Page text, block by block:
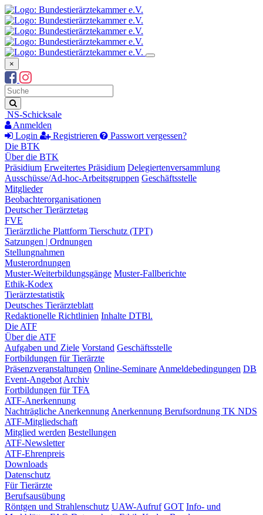
×
Suchbegriff
Suche
NS-Schicksale
Anmelden
Login
Registrieren
Passwort vergessen?
Die BTK
Über die BTK
Präsidium Erweitertes Präsidium Delegiertenversammlung
Ausschüsse/Ad-hoc-Arbeitsgruppen Geschäftsstelle
Mitglieder
Beobachterorganisationen
Deutscher Tierärztetag
FVE
Tierärztliche Plattform Tierschutz (TPT)
Satzungen | Ordnungen
Stellungnahmen
Musterordnungen
Muster-Weiterbildungsgänge Muster-Fallberichte
Ethik-Kodex
Tierärztestatistik
Deutsches Tierärzteblatt
Redaktionelle Richtlinien Inhalte DTBl.
Die ATF
Über die ATF
Aufgaben und Ziele Vorstand Geschäftsstelle
Fortbildungen für Tierärzte
Präsenzveranstaltungen Online-Seminare Anmeldebedingungen DB
Event-Angebot Archiv
Fortbildungen für TFA
ATF-Anerkennung
Nachträgliche Anerkennung Anerkennung Berufsordnung TK NDS
ATF-Mitgliedschaft
Mitglied werden Bestellungen
ATF-Newsletter
ATF-Ehrenpreis
Downloads
Datenschutz
Für Tierärzte
Berufsausübung
Röntgen und Strahlenschutz UAW-Aufruf GOT Info- und